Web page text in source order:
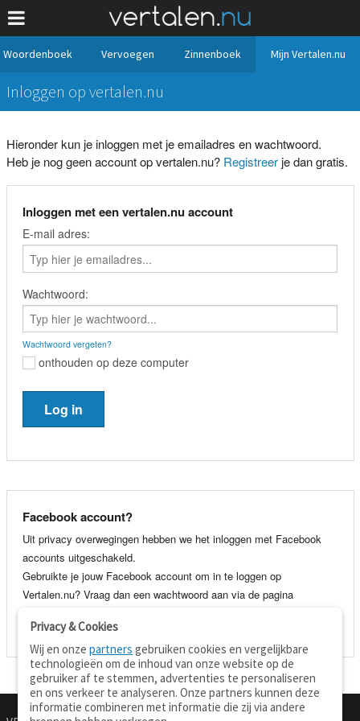
Woordenboek Vervoegen Zinnenboek Mijn Vertalen.nu
Inloggen op vertalen.nu
Hieronder kun je inloggen met je emailadres en wachtwoord.
Heb je nog geen account op vertalen.nu? Registreerje dan gratis.
Inloggen met een vertalen.nu account
E-mail adres:
Wachtwoord:
Wachtwoord vergeten?
onthouden op deze computer
Facebook account?
Uit privacy overwegingen hebben we het inloggen met Facebook
accounts uitgeschakeld.
Gebruikte je jouw Facebook account om in te loggen op
Vertalen.nu? Vraag dan een wachtwoord aan via de pagina
je e-mail adres en wachtwoord.
Privacy & Cookies
Wij en onzepartners gebruiken cookies en vergelijkbare
technologieën om de inhoud van onze website op de
gebruiker af te stemmen, advertenties te personaliseren
en ons verkeer te analyseren. Onze partners kunnen deze
informatie combineren met informatie die zij via andere